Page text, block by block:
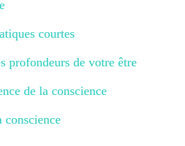
courtes
profondeurs de votre être
de la conscience
conscience